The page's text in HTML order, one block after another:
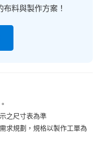
料與製作方案！
之尺寸表為準
求規劃，規格以製作工單為